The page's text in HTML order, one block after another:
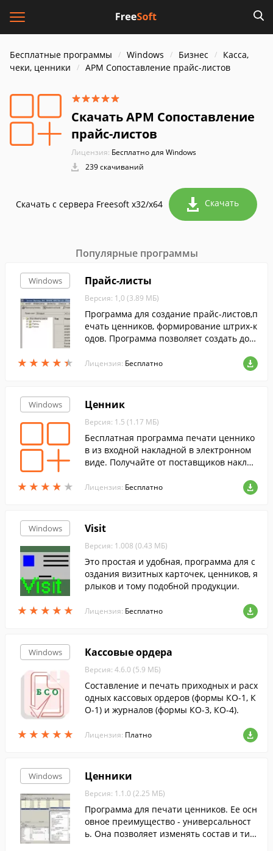
Бесплатные программы Windows Бизнес
Касса,
чеки, ценники
АРМ Сопоставление прайс-листов
Скачать АРМ Сопоставление
прайс-листов
Лицензия: Бесплатно для Windows
239 скачиваний
Скачать с сервера Freesoft x32/x64 Скачать
Популярные программы
Windows
★ ★ ★ ★ ★
★ ★ ★ ★ ★
Прайс-листы
Версия: 1,0 (3.89 МБ)
Программа для создание прайс-листов,п
ечать ценников, формирование штрих-к
одов. Программа позволяет создать доп
и ценники, изменять внешний вид ценн
Лицензия: Бесплатно
Windows
★ ★ ★ ★ ★
★ ★ ★ ★ ★
Ценник
Версия: 1.5 (1.17 МБ)
Бесплатная программа печати ценнико
в из входной накладной в электронном
виде. Получайте от поставщиков наклад
ценки и скидки и печатайте ценники.
Лицензия: Бесплатно
Windows
★ ★ ★ ★ ★
★ ★ ★ ★ ★
Visit
Версия: 1.008 (0.43 МБ)
Это простая и удобная, программа для с
оздания визитных карточек, ценников, я
рлыков и тому подобной продукции.
Лицензия: Бесплатно
Windows
★ ★ ★ ★ ★
★ ★ ★ ★ ★
Кассовые ордера
Версия: 4.6.0 (5.9 МБ)
Составление и печать приходных и расх
одных кассовых ордеров (формы КО-1, К
О-1) и журналов (формы КО-3, КО-4).
Лицензия: Платно
Windows Ценники
Версия: 1.1.0 (2.25 МБ)
Программа для печати ценников. Ее осн
овное преимущество - универсальност
ь. Она позволяет изменять состав и тип